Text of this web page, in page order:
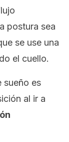
postura sea
se use una
el cuello.
sueño es
al ir a